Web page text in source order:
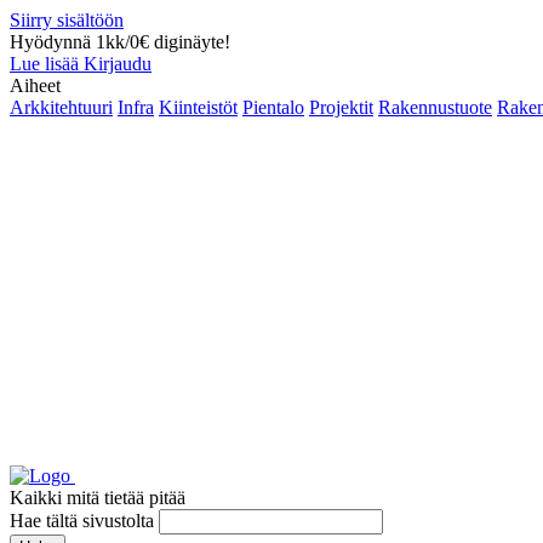
Siirry sisältöön
Hyödynnä 1kk/0€ diginäyte!
Lue lisää Kirjaudu
Aiheet
Arkkitehtuuri Infra Kiinteistöt Pientalo Projektit Rakennustuote
Kaikki mitä tietää pitää
Hae tältä sivustolta